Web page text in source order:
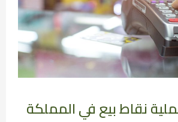
عملية نقاط بيع في المملكة